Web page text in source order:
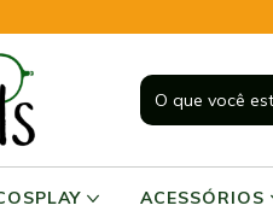
ACESSÓRIOS